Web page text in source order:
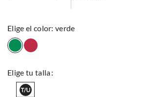
: verde